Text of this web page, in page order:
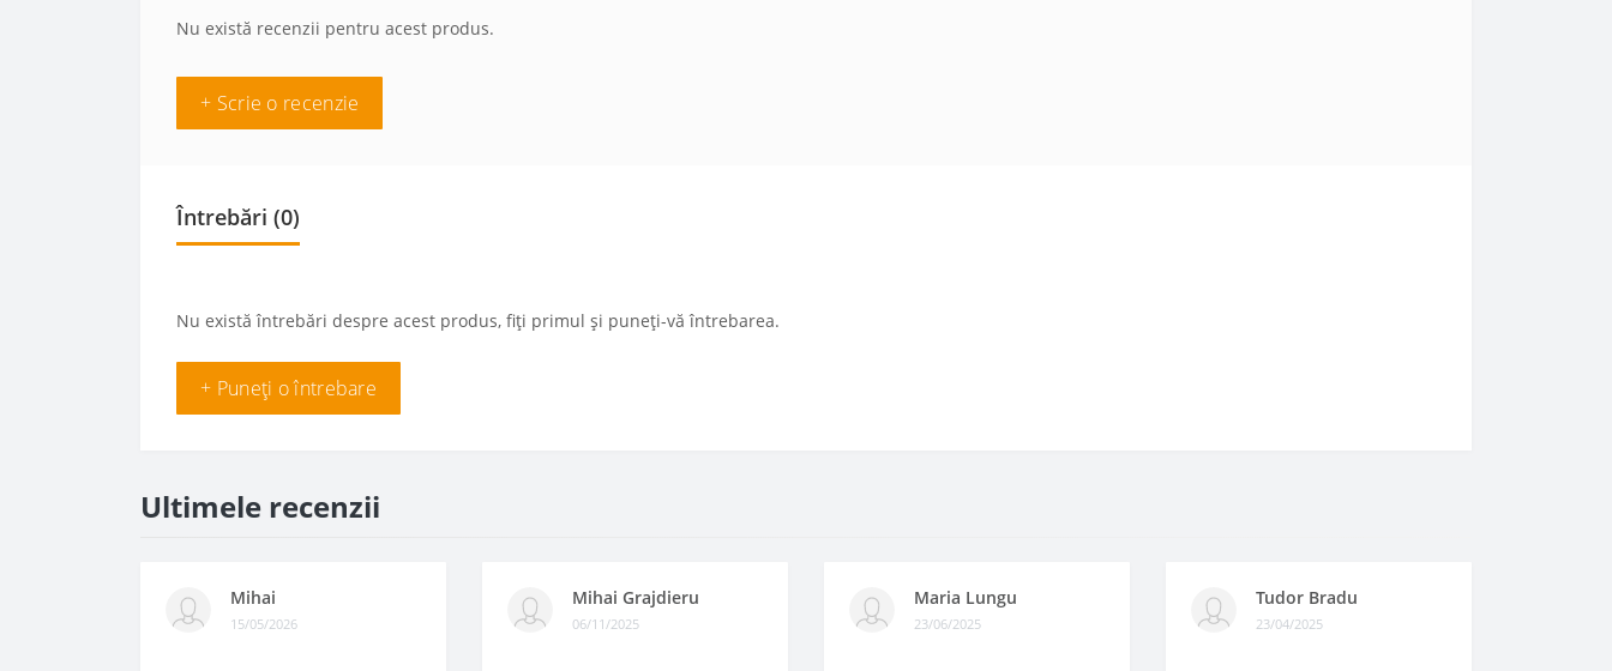
Nu există recenzii pentru acest produs.
+ Scrie o recenzie
Întrebări (0)
Nu există întrebări despre acest produs, fiți primul și puneți-vă întrebarea.
+ Puneți o întrebare
Ultimele recenzii
Mihai
15/05/2026
Mihai Grajdieru
06/11/2025
Maria Lungu
23/06/2025
Tudor Bradu
23/04/2025